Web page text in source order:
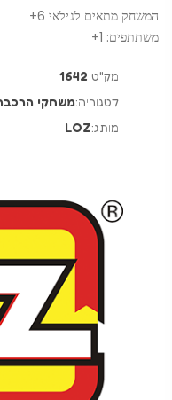
המשחק מתאים לגילאי 6+
משתתפים: 1+
מק"ט 1642
קטגוריה:משחקי
מותג:LOZ